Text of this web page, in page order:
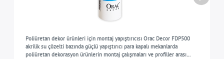
Poliüretan dekor ürünleri için montaj yapıştırıcısı Orac Decor FDP500
akrilik su çözelti bazında güçlü yapıştırıcı para kapalı mekanlarda
poliüretan dekorasyon ürünlerin montaj çalışmaları ve profiller arası